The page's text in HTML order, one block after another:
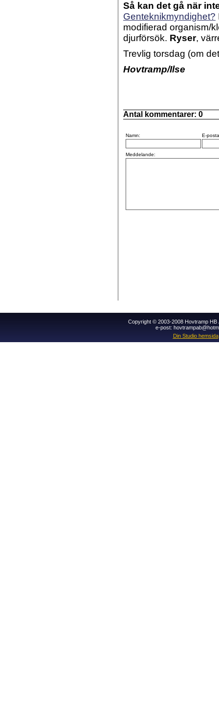
Så kan det gå när
Genteknikmyndighet?
modifierad organism/
djurförsök. Ryser,
Trevlig torsdag (om
Hovtramp/Ilse
Antal kommentarer: 0
Namn: E-
Meddelande:
Copyright © 2003-2008 Hovtramp HB
e-post:
Din Studio hemsida